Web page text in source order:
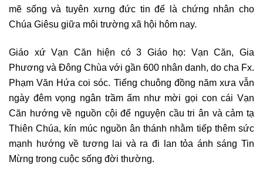
mẽ sống và tuyên xưng đức tin để là chứng nhân cho
Chúa Giêsu giữa môi trường xã hội hôm nay.
Giáo xứ Vạn Căn hiện có 3 Giáo họ: Vạn Căn, Gia
Phương và Đông Chùa với gần 600 nhân danh, do cha Fx.
Phạm Văn Hứa coi sóc. Tiếng chuông đồng năm xưa vẫn
ngày đêm vọng ngân trầm ấm như mời gọi con cái Vạn
Căn hướng về nguồn cội để nguyện cầu tri ân và cảm tạ
Thiên Chúa, kín múc nguồn ân thánh nhằm tiếp thêm sức
mạnh hướng về tương lai và ra đi lan tỏa ánh sáng Tin
Mừng trong cuộc sống đời thường.